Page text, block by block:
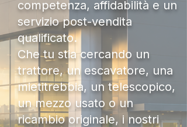
competenza, affidabilità e un
servizio post-vendita
qualificato.
Che tu stia cercando un
trattore, un escavatore, una
mietitrebbia, un telescopico,
un mezzo usato o un
ricambio originale, i nostri